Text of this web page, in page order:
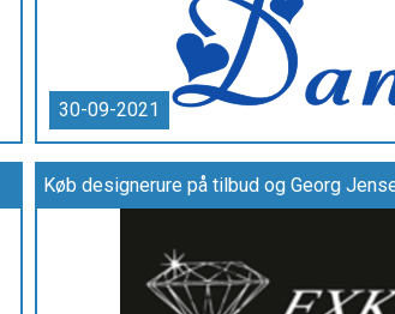
30-09-2021
Køb designerure på tilbud og Georg